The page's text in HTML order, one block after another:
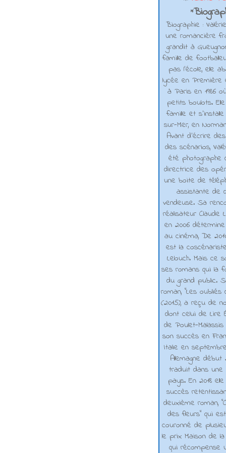
*
Biographie :
une romancière
grandit à
famille de
pas l'école, elle
lycée en
à Paris en 1986
petits boulots.
famille et
sur-Mer, en
Avant d’écrire
des scénarios,
été photographe
directrice des
une boite de
assistante de
vendeuse. Sa
réalisateur Claude
en 2006
au cinéma, De
est la
Lelouch. Mais ce
ses romans qui la
du grand public.
roman, "Les oubliés
(2015), a reçu de
dont celui de Lire
de Poulet-
son succès en
Italie en
Allemagne début
traduit dans une
pays. En 2018
succès
deuxième roman,
des fleurs" qui
couronné de
le prix Maison de la
qui récompense